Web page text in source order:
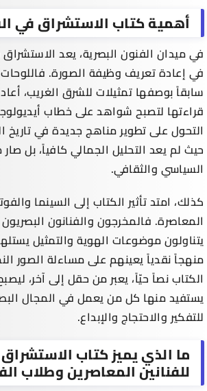
أهمية كتاب الاستشراق في
في ميدان الفنون البصرية، يعد الاستشراق
في إعادة تعريف وظيفة الصورة. فاللوحات
سابقاً بوصفها تمثيلات للشرق الغريب،
قراءتها لتصبح شواهد على خطاب
التحول على تطوير مناهج جديدة في تاريخ
حيث لم يعد التحليل الجمالي كافياً، بل صار
السياسي والثقافي.
كذلك، امتد تأثير الكتاب إلى السينما
المعاصرة. فالمخرجون والفنانون
يتناولون موضوعات الهوية والتمثيل
منهجاً نقدياً يعينهم على مساءلة الصور
الكتاب نصاً حيّاً، يعبر من حقل إلى آخر،
يستفيد منها كل من يعمل في المجال
للتفكير والاحتجاج والإبداع.
ما الذي يميز كتاب
للفنانين المعاصرين وطلاب